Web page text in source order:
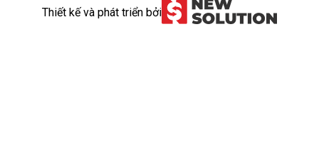
Thiết kế và phát triển bởi